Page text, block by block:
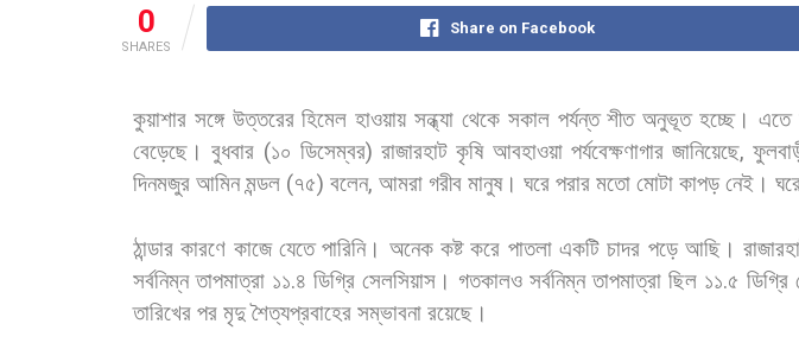
0
SHARES
Share on Facebook
কুয়াশার সঙ্গে উত্তরের হিমেল হাওয়ায় সন্ধ্যা থেকে সকাল পর্যন্ত শীত অনুভূত হচ্ছে। এতে
বেড়েছে। বুধবার (১০ ডিসেম্বর)রাজারহাট কৃষি আবহাওয়া পর্যবেক্ষণাগার জানিয়েছে,
দিনমজুর আমিন মন্ডল (৭৫) বলেন, আমরা গরীব মানুষ। ঘরে পরার মতো মোটা কাপড় নেই।
ঠান্ডার কারণে কাজে যেতে পারিনি। অনেক কষ্ট করে পাতলা একটি চাদর পড়ে আছি।
সর্বনিম্ন তাপমাত্রা ১১.৪ ডিগ্রি সেলসিয়াস। গতকালও সর্বনিম্ন তাপমাত্রা ছিল ১১.৫ ডিগ্রি
তারিখের পর মৃদু শৈত্যপ্রবাহের সম্ভাবনা রয়েছে।